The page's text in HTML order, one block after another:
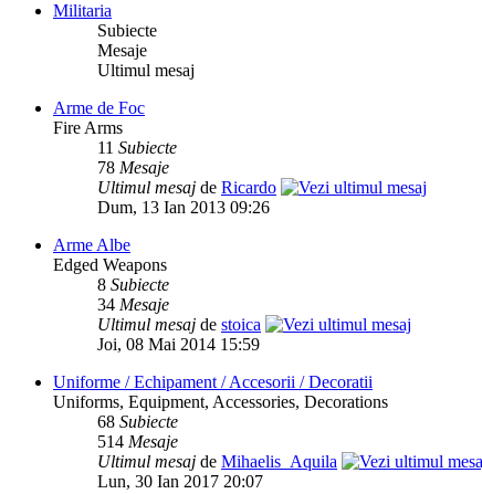
Militaria
Subiecte
Mesaje
Ultimul mesaj
Arme de Foc
Fire Arms
11 Subiecte
78 Mesaje
Ultimul mesaj de Ricardo
Dum, 13 Ian 2013 09:26
Arme Albe
Edged Weapons
8 Subiecte
34 Mesaje
Ultimul mesaj de stoica
Joi, 08 Mai 2014 15:59
Uniforme / Echipament / Accesorii / Decoratii
Uniforms, Equipment, Accessories, Decorations
68 Subiecte
514 Mesaje
Ultimul mesaj de Mihaelis_Aquila
Lun, 30 Ian 2017 20:07